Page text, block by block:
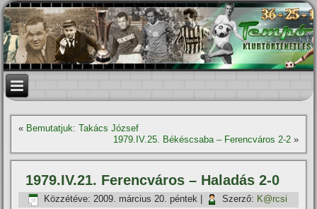
« Bemutatjuk: Takács József
1979.IV.25. Békéscsaba – Ferencváros 2-2»
1979.IV.21. Ferencváros – Haladás 2-0
Közzétéve: 2009. március 20. péntek Szerző: K@rcsi